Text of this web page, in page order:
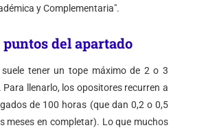
y Complementaria".
puntos del apartado
tener un tope máximo de 2 o 3
llenarlo, los opositores recurren a
de 100 horas (que dan 0,2 o 0,5
meses en completar). Lo que muchos